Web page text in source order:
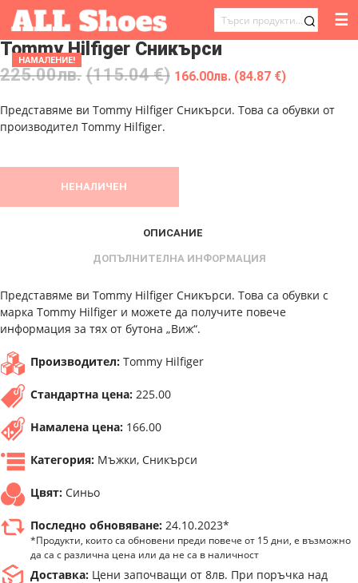
ТЪРСЕНЕ
☰
НАМАЛЕНИЕ!
Tommy Hilfiger Сникърси
225.00лв. (115.04 €) 166.00лв. (84.87 €)
Представяме ви Tommy Hilfiger Сникърси. Това са обувки от
производител Tommy Hilfiger.
НЕНАЛИЧЕН
ОПИСАНИЕ
ДОПЪЛНИТЕЛНА ИНФОРМАЦИЯ
Представяме ви Tommy Hilfiger Сникърси. Това са обувки с
марка Tommy Hilfiger и можете да получите повече
информация за тях от бутона „Виж“.
Производител: Tommy Hilfiger
Стандартна цена: 225.00
Намалена цена: 166.00
Категория: Мъжки, Сникърси
Цвят: Синьо
Последно обновяване: 24.10.2023*
*Продукти, които са обновени преди повече от 15 дни, е възможно
да са с различна цена или да не са в наличност
Доставка: Цени започващи от 8лв. При поръчка над